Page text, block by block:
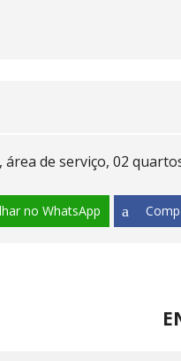
área de serviço, 02
no WhatsApp